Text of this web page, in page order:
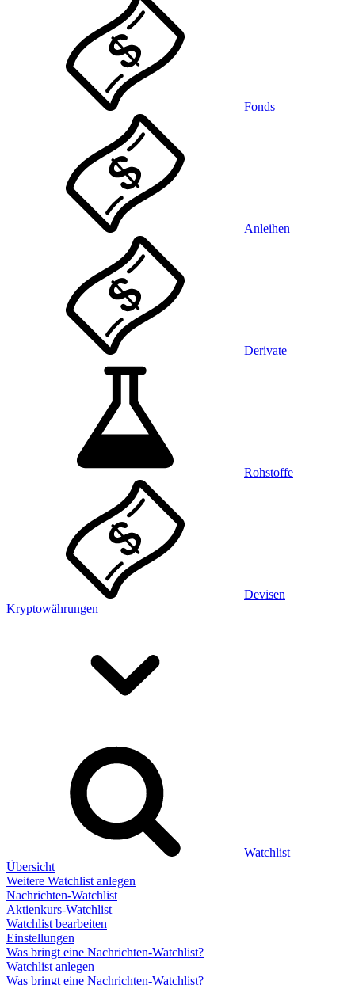
Fonds
Anleihen
Derivate
Rohstoffe
Devisen
Kryptowährungen
Watchlist
Übersicht
Weitere Watchlist anlegen
Nachrichten-Watchlist
Aktienkurs-Watchlist
Watchlist bearbeiten
Einstellungen
Was bringt eine Nachrichten-Watchlist?
Watchlist anlegen
Was bringt eine Nachrichten-Watchlist?